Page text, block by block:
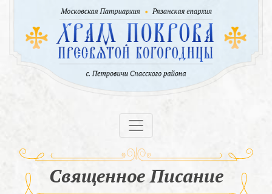
Священное Писание